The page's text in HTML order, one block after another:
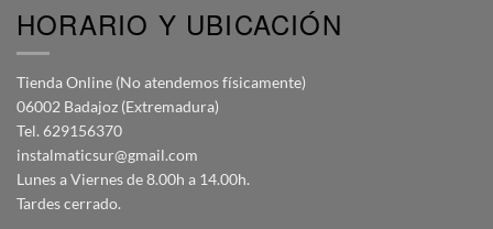
HORARIO Y UBICACIÓN
Tienda Online (No atendemos físicamente)
06002 Badajoz (Extremadura)
Tel. 629156370
instalmaticsur@gmail.com
Lunes a Viernes de 8.00h a 14.00h.
Tardes cerrado.